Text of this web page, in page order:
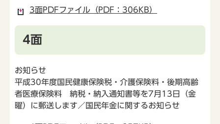
3面PDFファイル（PDF：306KB）
4面
お知らせ
平成30年度国民健康保険税・介護保険料・後期高齢
者医療保険料 納税・納入通知書等を7月13日（金
曜）に郵送します／国民年金に関するお知らせ